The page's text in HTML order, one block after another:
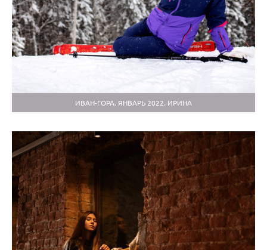
ИВАН-ГОРА. ЯНВАРЬ 2022. ИРИНА